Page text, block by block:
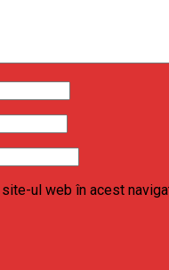
ul web în acest